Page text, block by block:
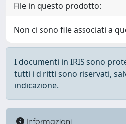
File in questo prodotto:
Non ci sono file associati a
I documenti in IRIS sono
tutti i diritti sono riservati,
indicazione.
Informazioni